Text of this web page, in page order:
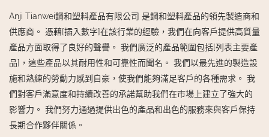
Anji Tianwei鋼和塑料產品有限公司 是鋼和塑料產品的領先製造商和
供應商。 憑藉[插入數字]在該行業的經驗，我們在向客戶提供高質量
產品方面取得了良好的聲譽。 我們廣泛的產品範圍包括[列表主要產
品]，這些產品以其耐用性和可靠性而聞名。 我們以最先進的製造設
施和熟練的勞動力感到自豪，使我們能夠滿足客戶的各種需求。 我
們對客戶滿意度和持續改善的承諾幫助我們在市場上建立了強大的
影響力。 我們努力通過提供出色的產品和出色的服務來與客戶保持
長期合作夥伴關係。